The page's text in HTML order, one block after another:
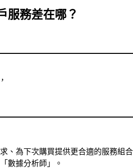
服務差在哪？
、為下次購買提供更合適的服務組
數據分析師」。